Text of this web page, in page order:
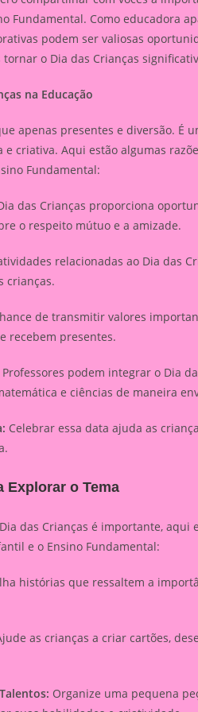
Fundamental. Como educadora
podem ser valiosas
o Dia das Crianças
na Educação
apenas presentes e diversão. É
criativa. Aqui estão algumas
Fundamental:
das Crianças proporciona
o respeito mútuo e a amizade.
relacionadas ao Dia das
crianças.
de transmitir valores
recebem presentes.
Professores podem integrar o Dia
e ciências de maneira
Celebrar essa data ajuda as
Explorar o Tema
das Crianças é importante,
e o Ensino Fundamental:
histórias que ressaltem a
as crianças a criar cartões,
Organize uma pequena